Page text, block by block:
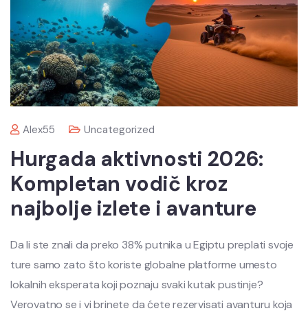
Alex55 Uncategorized
Hurgada aktivnosti 2026:
Kompletan vodič kroz
najbolje izlete i avanture
Da li ste znali da preko 38% putnika u Egiptu preplati svoje
ture samo zato što koriste globalne platforme umesto
lokalnih eksperata koji poznaju svaki kutak pustinje?
Verovatno se i vi brinete da ćete rezervisati avanturu koja